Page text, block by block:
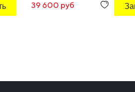
39 600 руб